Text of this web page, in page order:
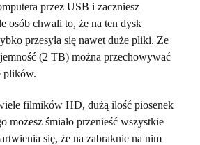
przez USB i zaczniesz
osób chwali to, że na ten dysk
przesyła się nawet duże pliki. Ze
(2 TB) można przechowywać
plików.
filmików HD, dużą ilość piosenek
możesz śmiało przenieść wszystkie
się, że na zabraknie na nim